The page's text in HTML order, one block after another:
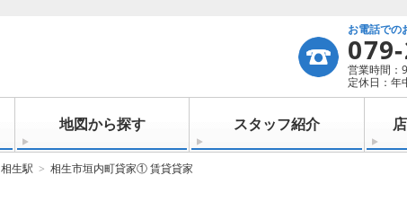
お電話での
営業時間：
定休日：年
地図から探す スタッフ紹介
相生駅 相生市垣内町貸家① 賃貸貸家